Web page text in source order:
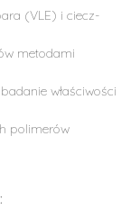
(VLE) i ciecz-
metodami
właściwości
polimerów